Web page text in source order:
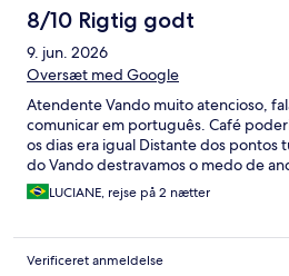
8/10 Rigtig godt
9. jun. 2026
Oversæt med Google
Atendente Vando muito atencioso,
comunicar em português. Café
os dias era igual Distante dos pontos
do Vando destravamos o medo de
LUCIANE, rejse på 2 nætter
Verificeret anmeldelse